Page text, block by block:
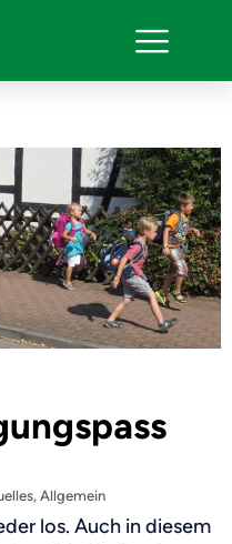
, Allgemein
los. Auch in diesem